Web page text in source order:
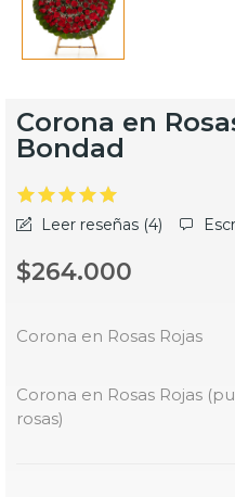
Corona en
Bondad
Leer reseñas (4)
$264.000
Corona en Rosas Rojas
Corona en Rosas Rojas
rosas)